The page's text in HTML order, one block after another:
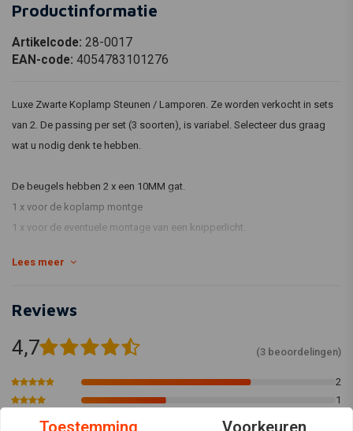
Productinformatie
Artikelcode: 28-0017
EAN-code: 4054783101276
Luxe Zwarte Koplamp Steunen / Lamporen. Ze worden verkocht in sets
van 2. De passing per set (3 soorten), is variabel. Selecteer dus graag
wat u nodig denk te hebben.
De beugels hebben 2 x een 10MM gat.
1 x voor de koplamp montge
1 x voor de eventuele montage van een knipperlicht.
Lengte (mm)
Materiaal: Aluminium
Afwerking: Geadoniseerd
Ook verkrijgbaar in Chrome.
Lees meer
Reviews
4,7 (3 beoordelingen)
2
1
Toestemming Voorkeuren